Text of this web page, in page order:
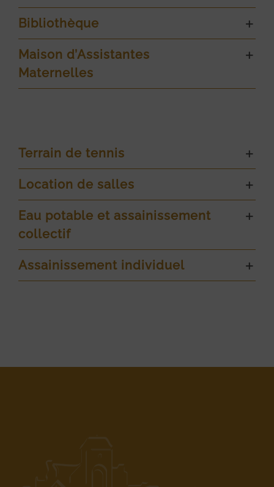
Bibliothèque
Maison d’Assistantes
Maternelles
Terrain de tennis
Location de salles
Eau potable et assainissement
collectif
Assainissement individuel